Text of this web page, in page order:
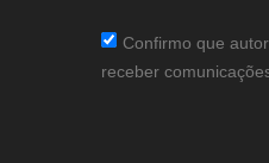
Confirmo que
receber